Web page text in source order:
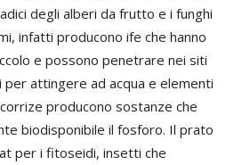
degli alberi da frutto e i funghi
infatti producono ife che hanno
e possono penetrare nei siti
per attingere ad acqua e elementi
producono sostanze che
biodisponibile il fosforo. Il prato
per i fitoseidi, insetti che